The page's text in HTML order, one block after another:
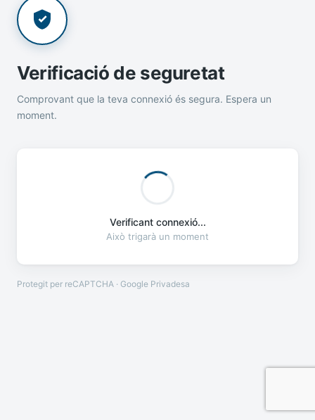
Verificació de seguretat
Comprovant que la teva connexió és segura. Espera un
moment.
Verificant connexió...
Això trigarà un moment
Protegit per reCAPTCHA · Google Privadesa